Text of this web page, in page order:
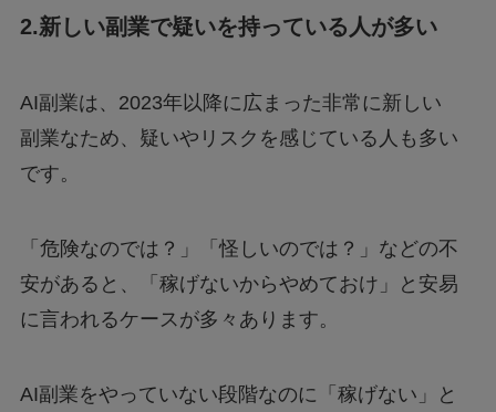
2.新しい副業で疑いを持っている人が多い
AI副業は、2023年以降に広まった非常に新しい
副業なため、疑いやリスクを感じている人も多い
です。
「危険なのでは？」「怪しいのでは？」などの不
安があると、「稼げないからやめておけ」と安易
に言われるケースが多々あります。
AI副業をやっていない段階なのに「稼げない」と